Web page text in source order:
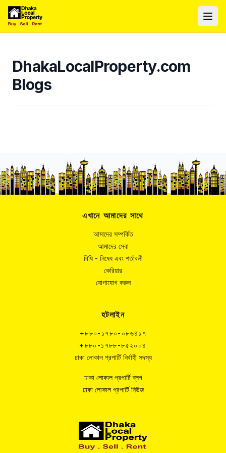
ঢাকা লোকাল প্রপার্টি
DhakaLocalProperty.com
Blogs
এখানে আমাদের সাথে
আমাদের সম্পর্কিত
আমাদের সেবা
বিধি - নিষেধ এবং শর্তাবলী
কেরিয়ার
যোগাযোগ করুন
হটলাইন
+৮৮০-১৭৮০-০৮৬৪১৭
+৮৮০-১৭৮৮-৮৫২০০৪
ঢাকা লোকাল প্রপার্টি নির্বাহী সদস্য
ঢাকা লোকাল প্রপার্টি ব্লগ
ঢাকা লোকাল প্রপার্টি নিউজ